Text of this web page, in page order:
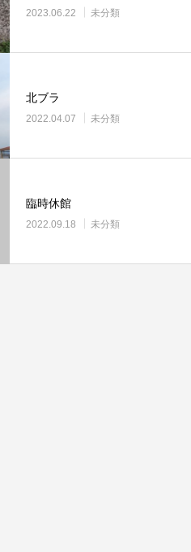
2023.06.22 未分類
北ブラ
2022.04.07 未分類
臨時休館
2022.09.18 未分類